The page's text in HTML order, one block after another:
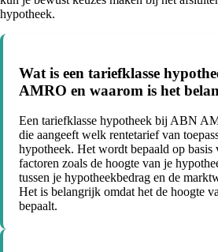
hypotheek.
Wat is een tariefklasse
AMRO en waarom is het
Een tariefklasse hypotheek bij ABN
die aangeeft welk rentetarief van
hypotheek. Het wordt bepaald op basis
factoren zoals de hoogte van je
tussen je hypotheekbedrag en de
Het is belangrijk omdat het de hoogte
bepaalt.